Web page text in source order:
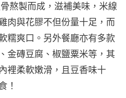
熬製而成，滋補美味，米線
肉與花膠不但份量十足，而
糯爽口。另外餐廳亦有多款
金磚豆腐、椒鹽粟米等，其
裡柔軟嫩滑，且豆香味十
！